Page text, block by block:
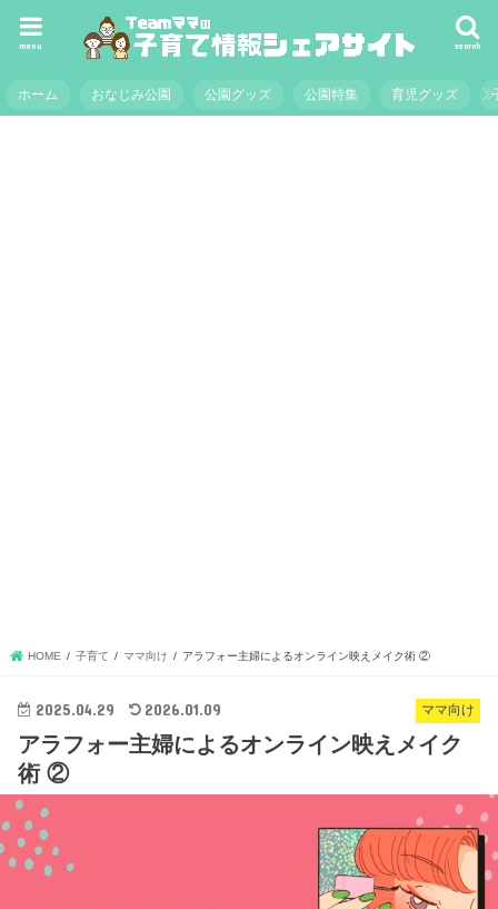
search
menu
ホーム おなじみ公園 公園グッズ 公園特集 育児グッズ
HOME 子育て ママ向け アラフォー主婦によるオンライン映えメイク術 ②
ママ向け
2025.04.29 2026.01.09
アラフォー主婦によるオンライン映えメイク
術 ②